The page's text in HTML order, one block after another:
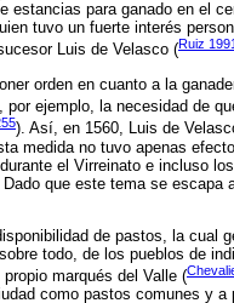
estancias para ganado en el
tuvo un fuerte interés
Luis de Velasco (Ruiz
orden en cuanto a la
ejemplo, la necesidad de
). Así, en 1560, Luis de
medida no tuvo apenas
el Virreinato e incluso
que este tema se escapa
de pastos, la cual
todo, de los pueblos de
marqués del Valle (
como pastos comunes y a